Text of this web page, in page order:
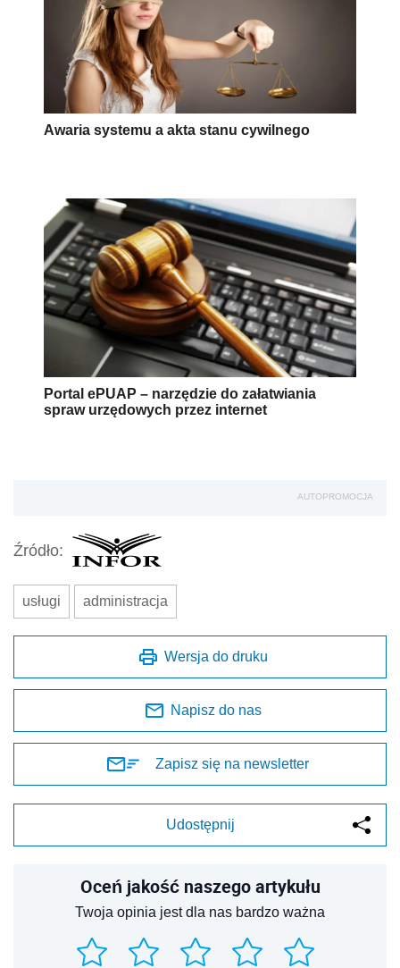
Awaria systemu a akta stanu cywilnego
Portal ePUAP – narzędzie do załatwiania
spraw urzędowych przez internet
AUTOPROMOCJA
Źródło:
usługi administracja
Wersja do druku
Napisz do nas
Zapisz się na newsletter
Udostępnij
Oceń jakość naszego artykułu
Twoja opinia jest dla nas bardzo ważna